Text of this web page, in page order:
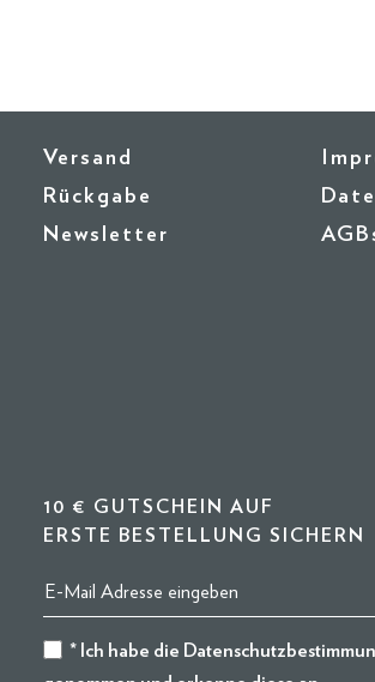
Versand
Rückgabe
Newsletter
10 € GUTSCHEIN AUF
ERSTE BESTELLUNG SICHERN
* Ich habe die